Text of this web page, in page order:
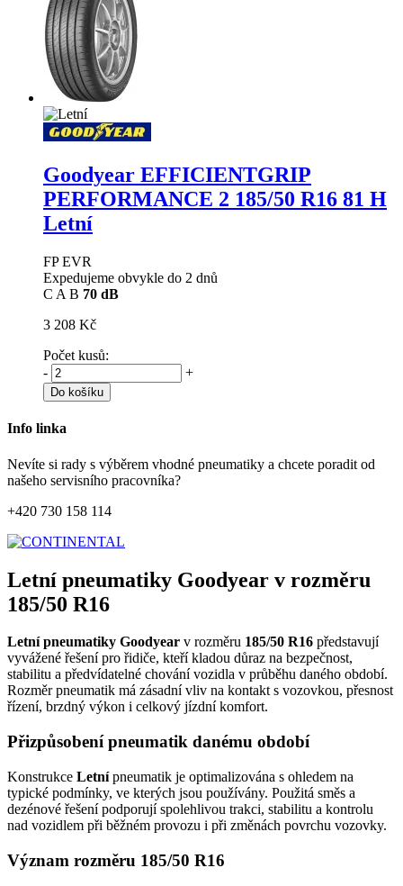
Goodyear EFFICIENTGRIP
PERFORMANCE 2 185/50 R16 81 H
Letní
FP EVR
Expedujeme obvykle do 2 dnů
C A B 70 dB
3 208 Kč
Počet kusů:
-
+
Do košíku
Info linka
Nevíte si rady s výběrem vhodné pneumatiky a chcete poradit od
našeho servisního pracovníka?
+420 730 158 114
Letní pneumatiky Goodyear v rozměru
185/50 R16
Letní pneumatiky Goodyear v rozměru 185/50 R16 představují
vyvážené řešení pro řidiče, kteří kladou důraz na bezpečnost,
stabilitu a předvídatelné chování vozidla v průběhu daného období.
Rozměr pneumatik má zásadní vliv na kontakt s vozovkou, přesnost
řízení, brzdný výkon i celkový jízdní komfort.
Přizpůsobení pneumatik danému období
Konstrukce Letnípneumatik je optimalizována s ohledem na
typické podmínky, ve kterých jsou používány. Použitá směs a
dezénové řešení podporují spolehlivou trakci, stabilitu a kontrolu
nad vozidlem při běžném provozu i při změnách povrchu vozovky.
Význam rozměru 185/50 R16